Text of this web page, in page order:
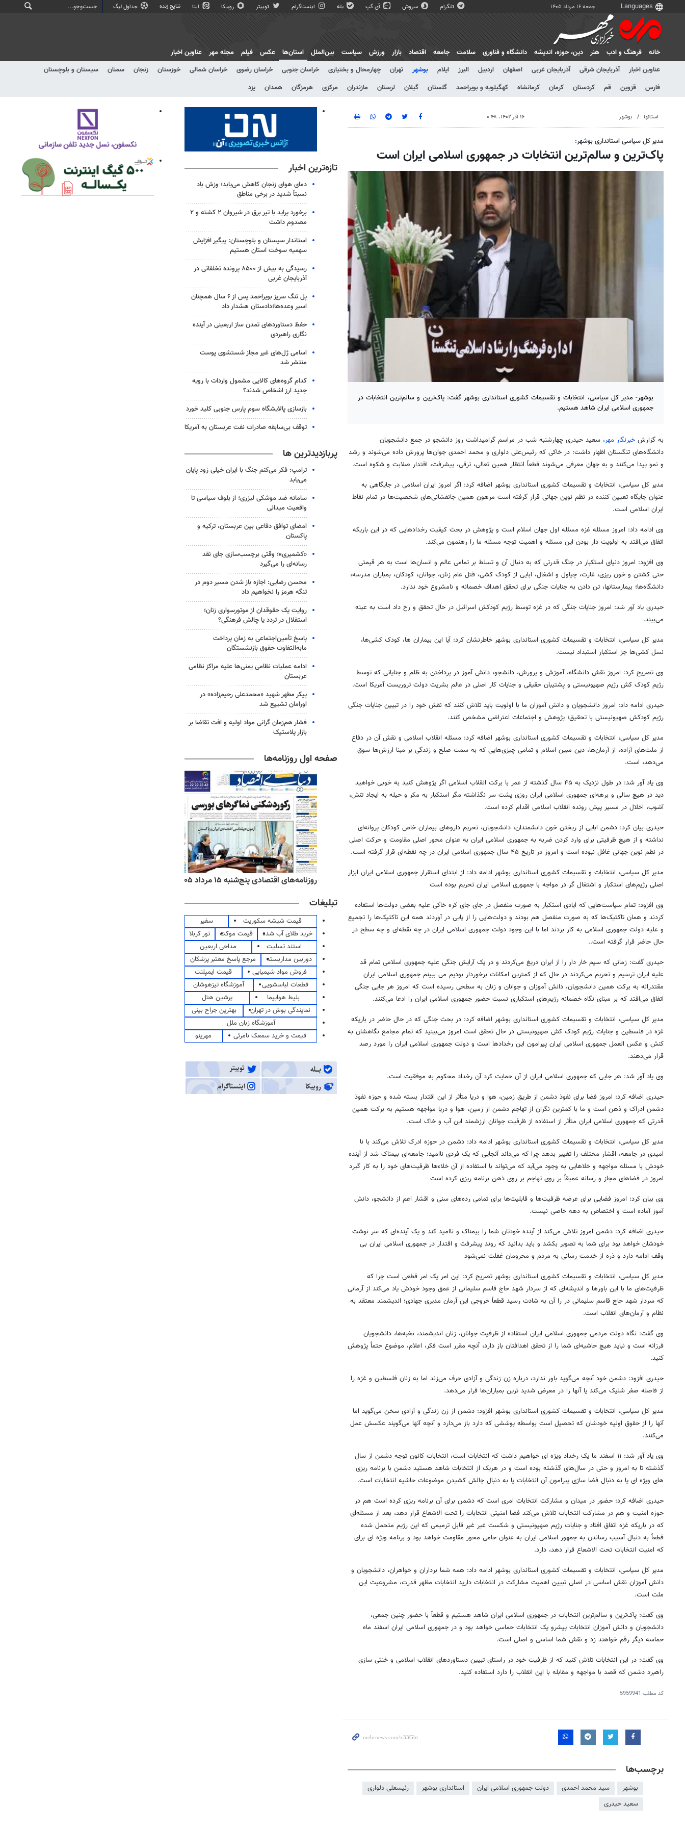
جمعه ۱۶ مرداد ۱۴۰۵ تلگرام سروش آی گپ بله اینستاگرام توییتر روبیکا ایتا نتایج زنده جداول لیگ
خانه فرهنگ و ادب هنر دين، حوزه، انديشه دانشگاه و فناوری سلامت جامعه اقتصاد بازار ورزش سیاست بین‌الملل
استان‌ها
عناوین اخبار
آذربایجان شرقی آذربایجان غربی اصفهان اردبیل البرز ایلام بوشهر تهران چهارمحال و بختیاری خراسان جنوبی خراسان رضوی خراسان شمالی خوزستان زنجان سمنان
سیستان و بلوچستان
فارس
قزوین قم کردستان کرمان کرمانشاه کهگیلویه و بویراحمد گلستان گیلان لرستان مازندران مرکزی هرمزگان همدان یزد
عکس فیلم مجله مهر عناوین اخبار
استانها بوشهر ۱۶ آذر ۱۴۰۲، ۰:۴۸
مدیر کل سیاسی استانداری بوشهر:
پاک‌ترین و سالم‌ترین انتخابات‌ در جمهوری اسلامی ایران است
بوشهر- مدیر کل سیاسی، انتخابات و تقسیمات کشوری استانداری بوشهر گفت: پاک‌ترین و سالم‌ترین انتخابات در
جمهوری اسلامی ایران شاهد هستیم.
به گزارش خبرنگار مهر، سعید حیدری چهارشنبه شب در مراسم گرامیداشت روز دانشجو در جمع دانشجویان
دانشگاه‌های تنگستان اظهار داشت: در خاکی که رئیس‌علی دلواری و محمد احمدی جوان‌ها پرورش داده می‌شوند و رشد
و نمو پیدا می‌کنند و به جهان معرفی می‌شوند قطعاً انتظار همین تعالی، ترقی، پیشرفت، اقتدار صلابت و شکوه است.
مدیر کل سیاسی، انتخابات و تقسیمات کشوری استانداری بوشهر اضافه کرد: اگر امروز ایران اسلامی در جایگاهی به
عنوان جایگاه تعیین کننده در نظم نوین جهانی قرار گرفته است مرهون همین جانفشانی‌های شخصیت‌ها در تمام نقاط
ایران اسلامی است.
وی ادامه داد: امروز مسئله غزه مسئله اول جهان اسلام است و پژوهش در بحث کیفیت رخدادهایی که در این باریکه
اتفاق می‌افتد به اولویت دار بودن این مسئله و اهمیت توجه مسئله ما را رهنمون می‌کند.
وی افزود: امروز دنیای استکبار در جنگ قدرتی که به دنبال آن و تسلط بر تمامی عالم و انسان‌ها است به هر قیمتی
حتی کشتن و خون ریزی، غارت، چپاول و اشغال، ابایی از کودک کشی، قتل عام زنان، جوانان، کودکان، بمباران مدرسه،
دانشگاه‌ها؛ بیمارستانها، تن دادن به جنایات جنگی برای تحقق اهداف خصمانه و نامشروع خود ندارد.
حیدری یاد آور شد: امروز جنایات جنگی که در غزه توسط رژیم کودکش اسرائیل در حال تحقق و رخ داد است به عینه
می‌بیند.
مدیر کل سیاسی، انتخابات و تقسیمات کشوری استانداری بوشهر خاطرنشان کرد: آیا این بیماران ها، کودک کشی‌ها،
نسل کشی‌ها جز استکبار استبداد نیست.
وی تصریح کرد: امروز نقش دانشگاه، آموزش و پرورش، دانشجو، دانش آموز در پرداختن به ظلم و جنایاتی که توسط
رژیم کودک کش رژیم صهیونیستی و پشتیبان حقیقی و جنایات کار اصلی در عالم بشریت دولت تروریست آمریکا است.
حیدری ادامه داد: امروز دانشجویان و دانش آموزان ما با اولویت باید تلاش کنند که نقش خود را در تبیین جنایات جنگی
رژیم کودکش صهیونیستی با تحقیق؛ پژوهش و اجتماعات اعتراضی مشخص کنند.
مدیر کل سیاسی، انتخابات و تقسیمات کشوری استانداری بوشهر اضافه کرد: مسئله انقلاب اسلامی و نقش آن در دفاع
از ملت‌های آزاده، از آرمان‌ها، دین مبین اسلام و تمامی چیزی‌هایی که به سمت صلح و زندگی بر مبنا ارزش‌ها سوق
می‌دهد، است.
وی یاد آور شد: در طول نزدیک به ۴۵ سال گذشته از عمر با برکت انقلاب اسلامی اگر پژوهش کنید به خوبی خواهید
دید در هیچ سالی و برهه‌ای جمهوری اسلامی ایران روزی پشت سر نگذاشته مگر استکبار به مکر و حیله به ایجاد تنش،
آشوب، اخلال در مسیر پیش رونده انقلاب اسلامی اقدام کرده است.
حیدری بیان کرد: دشمن ابایی از ریختن خون دانشمندان، دانشجویان، تحریم داروهای بیماران خاص کودکان پروانه‌ای
نداشته و از هیچ ظرفیتی برای وارد کردن ضربه به جمهوری اسلامی ایران به عنوان محور اصلی مقاومت و حرکت اصلی
در نظم نوین جهانی غافل نبوده است و امروز در تاریخ ۴۵ سال جمهوری اسلامی ایران در چه نقطه‌ای قرار گرفته است.
مدیر کل سیاسی، انتخابات و تقسیمات کشوری استانداری بوشهر ادامه داد: از ابتدای استقرار جمهوری اسلامی ایران ابزار
اصلی رژیم‌های استکبار و اشتغال گر در مواجه با جمهوری اسلامی ایران تحریم بوده است
وی افزود: تمام سیاست‌هایی که ایادی استکبار به صورت منفصل در جای جای کره خاکی علیه بعضی دولت‌ها استفاده
کردند و همان تاکتیک‌ها که به صورت منفصل هم بودند و دولت‌هایی را از پایی در آوردند همه این تاکتیک‌ها را تجمیع
و علیه دولت جمهوری اسلامی به کار بردند اما با این وجود دولت جمهوری اسلامی ایران در چه نقطه‌ای و چه سطح در
حال حاضر قرار گرفته است..
حیدری گفت: زمانی که سیم خار دار را از ایران دریغ می‌کردند و در یک آرایش جنگی علیه جمهوری اسلامی تمام قد
علیه ایران ترسیم و تحریم می‌کردند در حال که از کمترین امکانات برخوردار بودیم می ببینم جمهوری اسلامی ایران
مقتدرانه به برکت همین دانشجویان، دانش آموزان و جوانان و زنان به سطحی رسیده است که امروز هر جایی جنگی
اتفاق می‌افتد که بر مبنای نگاه خصمانه رژیم‌های استکباری نسبت حضور جمهوری اسلامی ایران را ادعا می‌کنند.
مدیر کل سیاسی، انتخابات و تقسیمات کشوری استانداری بوشهر اضافه کرد: در بحث جنگی که در حال حاضر در باریکه
غزه در فلسطین و جنایات رژیم کودک کش صهیونیستی در حال تحقق است امروز می‌بینید که تمام مجامع نگاهشان به
کنش و عکس العمل جمهوری اسلامی ایران پیرامون این رخدادها است و دولت جمهوری اسلامی ایران را مورد رصد
قرار می‌دهند.
وی یاد آور شد: هر جایی که جمهوری اسلامی ایران از آن حمایت کرد آن رخداد محکوم به موفقیت است.
حیدری اضافه کرد: امروز فضا برای نفوذ دشمن از طریق زمین، هوا و دریا متأثر از این اقتدار بسته شده و حوزه نفوذ
دشمن ادراک و ذهن است و ما با کمترین نگران از تهاجم دشمن از زمین، هوا و دریا مواجهه هستیم به برکت همین
قدرتی که جمهوری اسلامی ایران متأثر از استفاده از ظرفیت جوانان ارزشمند این آب و خاک است.
مدیر کل سیاسی، انتخابات و تقسیمات کشوری استانداری بوشهر ادامه داد: دشمن در حوزه ادرک تلاش می‌کند با نا
امیدی در جامعه، اقشار مختلف را تغییر بدهد چرا که می‌داند آنجایی که یک فردی ناامید؛ جامعه‌ای بیمناک شد از آینده
خودش با مسئله مواجهه و خلاهایی به وجود می‌آید که می‌تواند با استفاده از آن خلاءها ظرفیت‌های خود را به کار گیرد
امروز در فضاهای مجاز و رسانه عمیقاً بر روی تهاجم بر روی ذهن برنامه ریزی کرده است
وی بیان کرد: امروز فضایی برای عرضه ظرفیت‌ها و قابلیت‌ها برای تمامی رده‌های سنی و اقشار اعم از دانشجو، دانش
آموز آماده است و اختصاص به دهه خاصی نیست.
حیدری اضافه کرد: دشمن امروز تلاش می‌کند از آینده خودتان شما را بیمناک و ناامید کند و یک آینده‌ای که سر نوشت
خودشان خواهد بود برای شما به تصویر بکشد و باید بدانید که روند پیشرفت و اقتدار در جمهوری اسلامی ایران بی
وقف ادامه دارد و ذره از خدمت رسانی به مردم و محرومان غفلت نمی‌شود
مدیر کل سیاسی، انتخابات و تقسیمات کشوری استانداری بوشهر تصریح کرد: این امر یک امر قطعی است چرا که
ظرفیت‌های ما با این باورها و اندیشه‌ای که از سردار شهد حاج قاسم سلیمانی از عمق وجود خودش یاد می‌کند از آرمانی
که سردار شهد حاج قاسم سلیمانی در را آن به شادت رسید قطعاً خروجی این آرمان مدیری جهادی؛ اندیشمند معتقد به
نظام و آرمان‌های انقلاب است.
وی گفت: نگاه دولت مردمی جمهوری اسلامی ایران استفاده از ظرفیت جوانان، زنان اندیشمند، نخبه‌ها، دانشجویان
فرزانه است و نباید هیچ حاشیه‌ای شما را از تحقق اهدافتان باز دارد، آنچه مقرر است فکر، اعلام، موضوع حتماً پژوهش
کنید.
حیدری افزود: دشمن خود آنچه می‌گوید باور ندارد، درباره زن زندگی و آزادی حرف می‌زند اما به زنان فلسطین و غزه را
از فاصله صفر شلیک می‌کند یا آنها را در معرض شدید ترین بمباران‌ها قرار می‌دهد.
مدیر کل سیاسی، انتخابات و تقسیمات کشوری استانداری بوشهر افزود: دشمن از زن زندگی و آزادی سخن می‌گوید اما
آنها را از حقوق اولیه خودشان که تحصیل است بواسطه پوششی که دارد باز می‌دارد و آنچه آنها می‌گویند عکسش عمل
می‌کنند.
وی یاد آور شد: ۱۱ اسفند ما یک رخداد ویژه ای خواهیم داشت که انتخابات است، انتخابات کانون توجه دشمن از سال
گذشته تا به امروز و حتی در سال‌های گذشته بوده است و در هریک از انتخابات شاهد هستید دشمن با برنامه ریزی
های ویژه ای یا به دنبال فضا سازی پیرامون آن انتخابات یا به دنبال چالش کشیدن موضوعات حاشیه انتخابات است.
حیدری اضافه کرد: حضور در میدان و مشارکت انتخابات امری است که دشمن برای آن برنامه ریزی کرده است هم در
حوزه امنیت و هم در مشارکت انتخابات تلاش می‌کند فضا امنیتی انتخابات را تحت الاشعاع قرار دهد، بعد از مسئله‌ای
که در باریکه غزه اتفاق افتاد و جنایات رژیم صهیونیستی و شکست غیر غیر قابل ترمیمی که این رژیم متحمل شده
قطعاً به دنبال آسیب رساندن به جمهور اسلامی ایران به عنوان حامی محور مقاومت خواهد بود و برنامه ویژه ای برای
که امنیت انتخابات تحت الاشعاع قرار دهد، دارد.
مدیر کل سیاسی، انتخابات و تقسیمات کشوری استانداری بوشهر ادامه داد: همه شما برداران و خواهران، دانشجویان و
دانش آموزان نقش اساسی در اصلی تبیین اهمیت مشارکت در انتخابات دارید انتخابات مظهر قدرت، مشروعیت این
ملت است.
وی گفت: پاک‌ترین و سالم‌ترین انتخابات در جمهوری اسلامی ایران شاهد هستیم و قطعاً با حضور چنین جمعی،
دانشجویان و دانش آموزان انتخابات پیشرو یک انتخابات حماسی خواهد بود و در جمهوری اسلامی ایران اسفند ماه
حماسه دیگر رقم خواهند زد و نقش شما اساسی و اصلی است.
وی گفت: در این انتخابات تلاش کنید که از ظرفیت خود در راستای تبیین دستاوردهای انقلاب اسلامی و خنثی سازی
راهبرد دشمن که قصد با مواجهه و مقابله با این انقلاب را دارد استفاده کنید.
کد مطلب 5959941
برچسب‌ها
بوشهر سید محمد احمدی دولت جمهوری اسلامی ایران استانداری بوشهر
رئیسعلی دلواری
سعید حیدری
تازه‌ترین اخبار
دمای هوای زنجان کاهش می‌یابد؛ وزش باد
نسبتاً شدید در برخی مناطق
برخورد پراید با تیر برق در شیروان ۲ کشته و ۲
مصدوم داشت
استاندار سیستان و بلوچستان: پیگیر افزایش
سهمیه سوخت استان هستیم
رسیدگی به بیش از ۸۵۰۰ پرونده تخلفاتی در
آذربایجان غربی
پل تنگ سریز بویراحمد پس از ۶ سال همچنان
اسیر وعده‌ها؛دادستان هشدار داد
حفظ دستاوردهای تمدن ساز اربعینی در آینده
نگاری راهبردی
اسامی ژل‌های غیر مجاز شستشوی پوست
منتشر شد
کدام گروه‌های کالایی مشمول واردات با رویه
جدید ارز اشخاص شدند؟
بازسازی پالایشگاه سوم پارس جنوبی کلید خورد
توقف بی‌سابقه صادرات نفت عربستان به آمریکا
پربازدیدترین ها
ترامپ: فکر می‌کنم جنگ با ایران خیلی زود پایان
می‌یابد
سامانه ضد موشکی لیزری؛ از بلوف سیاسی تا
واقعیت میدانی
امضای توافق دفاعی بین عربستان، ترکیه و
پاکستان
«کشمیری»؛ وقتی برچسب‌سازی جای نقد
رسانه‌ای را می‌گیرد
محسن رضایی: اجازه باز شدن مسیر دوم در
تنگه هرمز را نخواهیم داد
روایت یک حقوقدان از موتورسواری زنان؛
استقلال در تردد یا چالش فرهنگی؟
پاسخ تأمین‌اجتماعی به زمان پرداخت
مابه‌التفاوت حقوق بازنشستگان
ادامه عملیات نظامی یمنی‌ها علیه مراکز نظامی
عربستان
پیکر مطهر شهید «محمدعلی رحیم‌زاده» در
اورامان تشییع شد
فشار هم‌زمان گرانی مواد اولیه و افت تقاضا بر
بازار پلاستیک
صفحه اول روزنامه‌ها
روزنامه‌های صبح پنج‌شنبه ۱۵ مرداد ۱۴۰۵ روزنامه‌های ورزشی پنج‌شنبه ۱۵ مرداد ۱۴۰۵ روزنامه‌های اقتصادی پنج‌شنبه ۱۵ مرداد ۱۴۰۵
تبلیغات
قیمت شیشه سکوریت
سفیر
خرید طلای آب شده
قیمت موکت
تور کربلا
استند تسلیت
مداحی اربعین
دوربین مداربسته
مرجع پاسخ معتبر پزشکان
فروش مواد شیمیایی
قیمت ایمپلنت
قطعات لباسشویی
آموزشگاه تیزهوشان
بلیط هواپیما
پرشین هتل
نمایندگی بوش در تهران
بهترین جراح بینی
آموزشگاه زبان ملل
قیمت و خرید سمعک نامرئی
مهرینو